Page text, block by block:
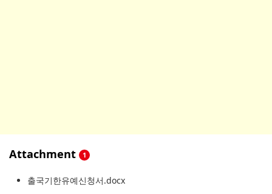
Attachment 1
출국기한유예신청서.docx